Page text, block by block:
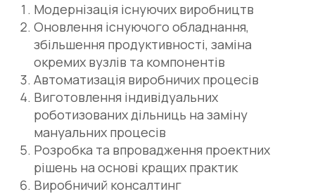
Модернізація існуючих виробництв
Оновлення існуючого обладнання,
збільшення продуктивності, заміна
окремих вузлів та компонентів
Автоматизація виробничих процесів
Виготовлення індивідуальних
роботизованих дільниць на заміну
мануальних процесів
Розробка та впровадження проектних
рішень на основі кращих практик
Виробничий консалтинг